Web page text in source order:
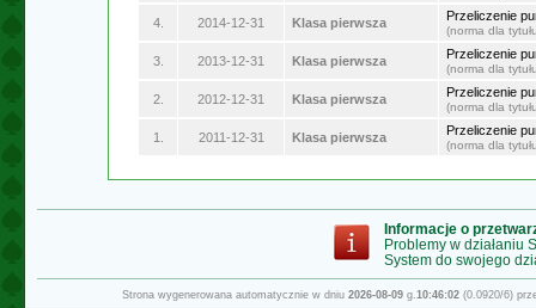
4. 2014-12-31 Klasa pierwsza Przeliczenie
(norma dla
3. 2013-12-31 Klasa pierwsza Przeliczenie
(norma dla
2. 2012-12-31 Klasa pierwsza Przeliczenie
(norma dla
1. 2011-12-31 Klasa pierwsza Przeliczenie
(norma dla
Informacje o
Problemy w działaniu
System do swojego
Strona wygenerowana automatycznie w dniu 2026-08-09g.10:46:02(0.0920/6)